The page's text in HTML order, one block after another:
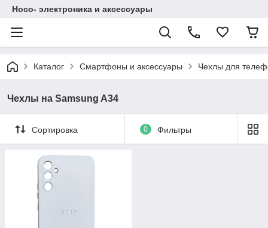
Hoco- электроника и аксессуары
Каталог Смартфоны и аксессуары Чехлы для
Чехлы на Samsung A34
Сортировка 0 Фильтры